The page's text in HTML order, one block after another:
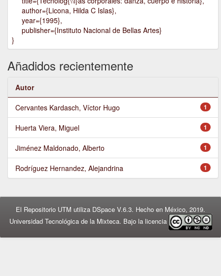
author={Licona, Hilda C Islas},
year={1995},
publisher={Instituto Nacional de Bellas Artes}
}
Añadidos recientemente
Autor
1
Cervantes Kardasch, Víctor Hugo
1
Huerta Viera, Miguel
1
Jiménez Maldonado, Alberto
1
Rodríguez Hernandez, Alejandrina
El Repositorio UTM utiliza DSpace V.6.3. Hecho en México, 2019.
Universidad Tecnológica de la Mixteca. Bajo la licencia